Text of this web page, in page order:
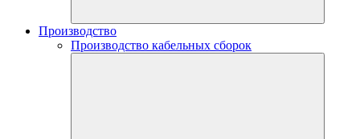
Производство
Производство кабельных сборок